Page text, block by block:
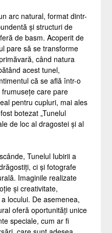
arc natural, format dintr-
și structuri de
de basm. Acoperit de
pare să se transforme
când natura
acest tunel,
că se află într-o
care pare
pentru cupluri, mai ales
botezat „Tunelul
de loc al dragostei și al
Tunelul Iubirii a
ci și fotografe
Imaginile realizate
și creativitate,
locului. De asemenea,
oferă oportunități unice
speciale, cum ar fi